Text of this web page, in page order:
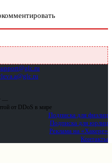
—
от DDoS в мире
Подписка для физлиц
Подписка для юрлиц
Реклама на «Хакере»
Контакты